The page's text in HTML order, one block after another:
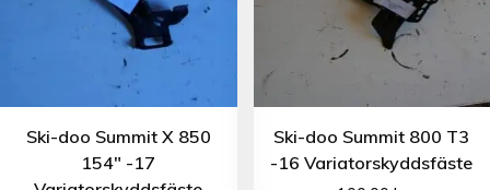
Ski-doo Summit X 850
154″ -17
Ski-doo Summit 800 T3
-16 Variatorskyddsfäste